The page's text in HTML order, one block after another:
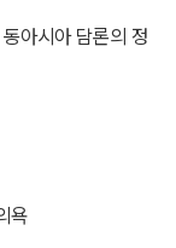
아시아 담론의 정
욕